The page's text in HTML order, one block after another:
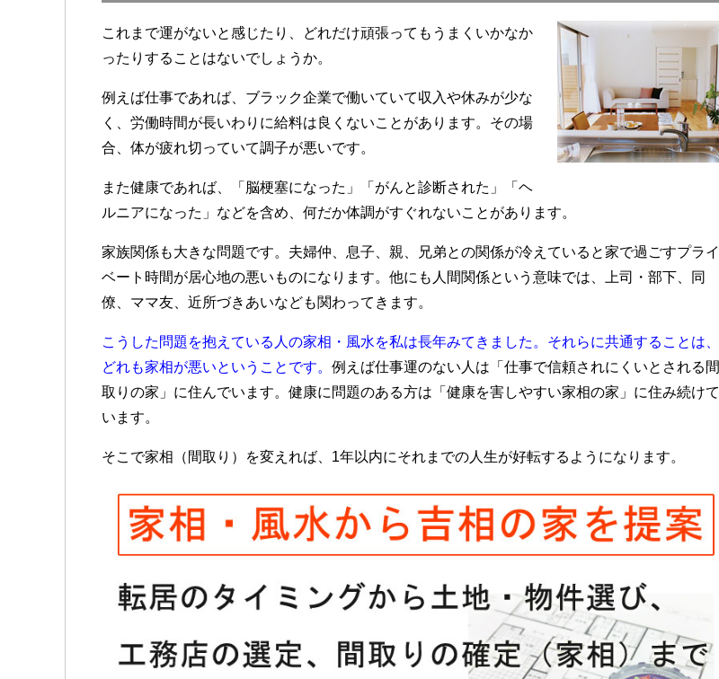
これまで運がないと感じたり、どれだけ頑張ってもうまくいかなか
ったりすることはないでしょうか。
例えば仕事であれば、ブラック企業で働いていて収入や休みが少な
く、労働時間が長いわりに給料は良くないことがあります。その場
合、体が疲れ切っていて調子が悪いです。
また健康であれば、「脳梗塞になった」「がんと診断された」「ヘ
ルニアになった」などを含め、何だか体調がすぐれないことがあります。
家族関係も大きな問題です。夫婦仲、息子、親、兄弟との関係が冷えていると家で過ごすプライ
ベート時間が居心地の悪いものになります。他にも人間関係という意味では、上司・部下、同
僚、ママ友、近所づきあいなども関わってきます。
こうした問題を抱えている人の家相・風水を私は長年みてきました。それらに共通することは、
どれも家相が悪いということです。 例えば仕事運のない人は「仕事で信頼されにくいとされる間
取りの家」に住んでいます。健康に問題のある方は「健康を害しやすい家相の家」に住み続けて
います。
そこで家相（間取り）を変えれば、1年以内にそれまでの人生が好転するようになります。